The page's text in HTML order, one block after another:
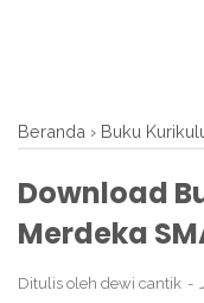
Beranda › Buku
Download
Merdeka
Ditulis oleh dewi cantik